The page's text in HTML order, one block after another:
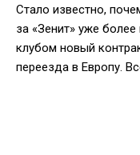
Стало известно,
за «Зенит» уже
клубом новый
переезда в Европу.